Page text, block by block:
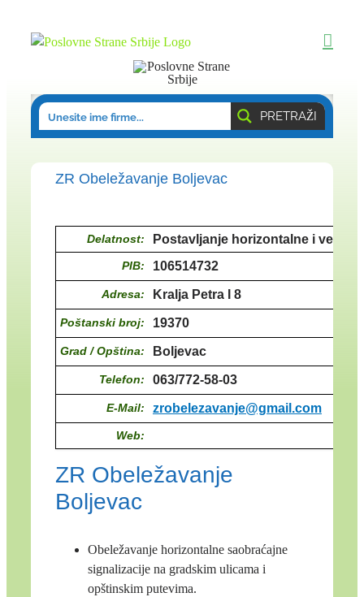
PRETRAŽI
ZR Obeležavanje Boljevac
Delatnost: Postavljanje horizontalne i
PIB: 106514732
Adresa: Kralja Petra I 8
Poštanski broj: 19370
Grad / Opština: Boljevac
Telefon: 063/772-58-03
E-Mail: zrobelezavanje@gmail.com
Web:
ZR Obeležavanje
Boljevac
Obeležavanje horizontalne saobraćajne
signalizacije na gradskim ulicama i
opštinskim putevima.